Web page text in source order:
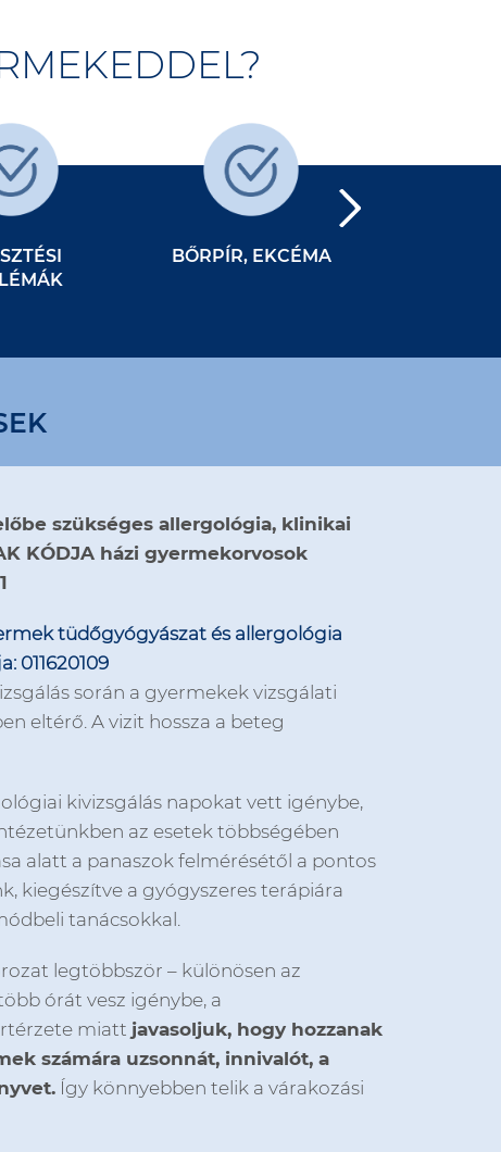
BŐRPÍR, EKCÉMA
szükséges allergológia, klinikai
KÓDJA házi gyermekorvosok
tüdőgyógyászat és allergológia
011620109
során a gyermekek vizsgálati
eltérő. A vizit hossza a beteg
kivizsgálás napokat vett igénybe,
az esetek többségében
alatt a panaszok felmérésétől a pontos
kiegészítve a gyógyszeres terápiára
tanácsokkal.
legtöbbször – különösen az
órát vesz igénybe, a
miatt javasoljuk, hogy hozzanak
számára uzsonnát, innivalót, a
Így könnyebben telik a várakozási